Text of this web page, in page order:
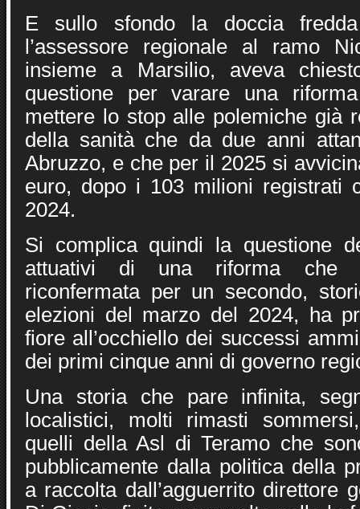
E sullo sfondo la doccia
l’assessore regionale al ramo
insieme a Marsilio, aveva
questione per varare una
mettere lo stop alle polemiche già
della sanità che da due anni
Abruzzo, e che per il 2025 si
euro, dopo i 103 milioni registrati
2024.
Si complica quindi la questione
attuativi di una riforma che
riconfermata per un secondo,
elezioni del marzo del 2024, ha
fiore all’occhiello dei successi
dei primi cinque anni di governo
Una storia che pare infinita,
localistici, molti rimasti
quelli della Asl di Teramo che
pubblicamente dalla politica della
a raccolta dall’agguerrito direttore